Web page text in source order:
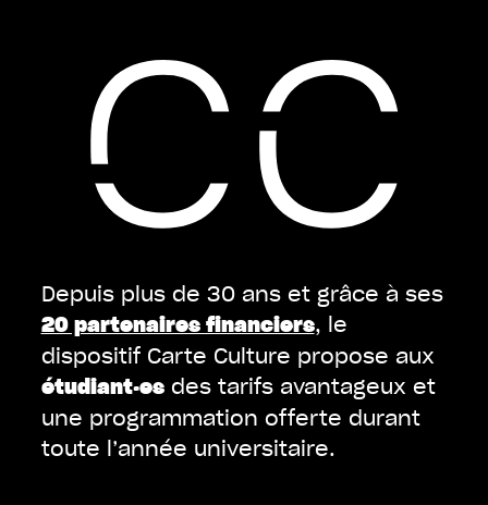
Depuis plus de 30 ans et grâce à ses
20 partenaires financiers, le
dispositif Carte Culture propose aux
étudiant·esdes tarifs avantageux et
une programmation offerte durant
toute l’année universitaire.